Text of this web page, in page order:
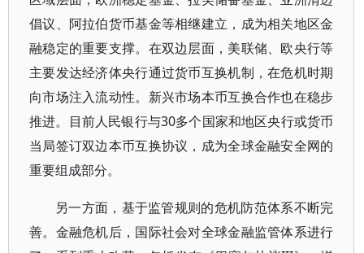
倡议、阿拉伯货币基金等相继建立，成为相关地区金
融稳定的重要支撑。在双边层面，美联储、欧央行等
主要发达经济体央行通过货币互换机制，在危机时期
向市场注入流动性。新兴市场本币互换合作也在稳步
推进。目前人民银行与30多个国家和地区央行或货币
当局签订双边本币互换协议，成为全球金融安全网的
重要组成部分。
另一方面，基于监管规则的危机防范体系不断完
善。金融危机后，国际社会对全球金融监管体系进行